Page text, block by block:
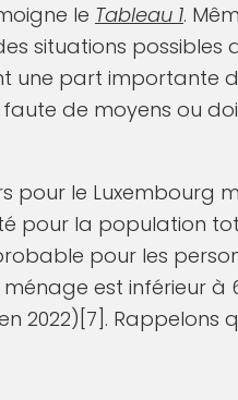
le Tableau 1.
situations
une part importante
de moyens ou
pour le
pour la population
pour les
est inférieur à
2022)[7].